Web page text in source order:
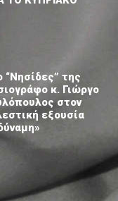
“Νησίδες” της
κ. Γιώργο
στον
εξουσία